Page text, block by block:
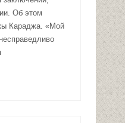
Об этом
Караджа. «Мой